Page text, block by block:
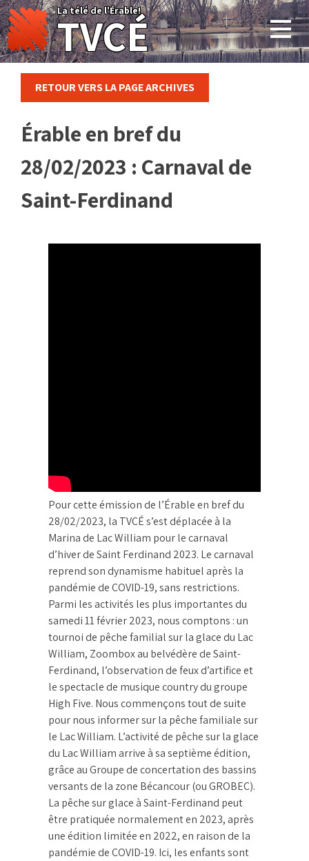
Skip
to
content
La télé de l'Érable!
TVCÉ
RETOUR VERS LA PAGE ARCHIVES
Érable en bref du
28/02/2023 : Carnaval de
Saint-Ferdinand
Pour cette émission de l’Érable en bref du
28/02/2023, la TVCÉ s’est déplacée à la
Marina de Lac William pour le carnaval
d’hiver de Saint Ferdinand 2023. Le carnaval
reprend son dynamisme habituel après la
pandémie de COVID-19, sans restrictions.
Parmi les activités les plus importantes du
samedi 11 février 2023, nous comptons : un
tournoi de pêche familial sur la glace du Lac
William, Zoombox au belvédère de Saint-
Ferdinand, l’observation de feux d’artifice et
le spectacle de musique country du groupe
High Five. Nous commençons tout de suite
pour nous informer sur la pêche familiale sur
le Lac William. L’activité de pêche sur la glace
du Lac William arrive à sa septième édition,
grâce au Groupe de concertation des bassins
versants de la zone Bécancour (ou GROBEC).
La pêche sur glace à Saint-Ferdinand peut
être pratiquée normalement en 2023, après
une édition limitée en 2022, en raison de la
pandémie de COVID-19. Ici, les enfants sont